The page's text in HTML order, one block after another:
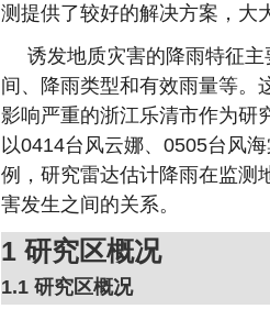
测提供了较好的解决方案，大
诱发地质灾害的降雨特征
间、降雨类型和有效雨量等。
影响严重的浙江乐清市作为研
以0414台风云娜、0505台风
例，研究雷达估计降雨在监测
害发生之间的关系。
1 研究区概况
1.1 研究区概况